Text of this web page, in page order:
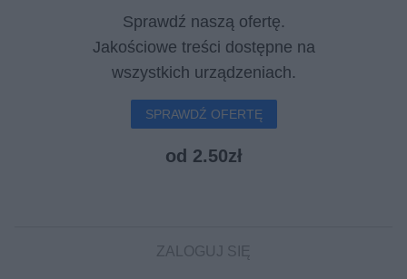
Sprawdź naszą ofertę.
Jakościowe treści dostępne na
wszystkich urządzeniach.
SPRAWDŹ OFERTĘ
od 2.50zł
ZALOGUJ SIĘ